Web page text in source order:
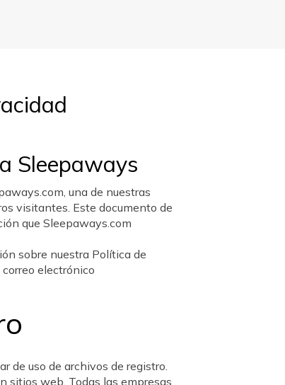
Sleepaways
una de nuestras
visitantes. Este documento de
que Sleepaways.com
sobre nuestra Política de
electrónico
de uso de archivos de registro.
sitios web. Todas las empresas